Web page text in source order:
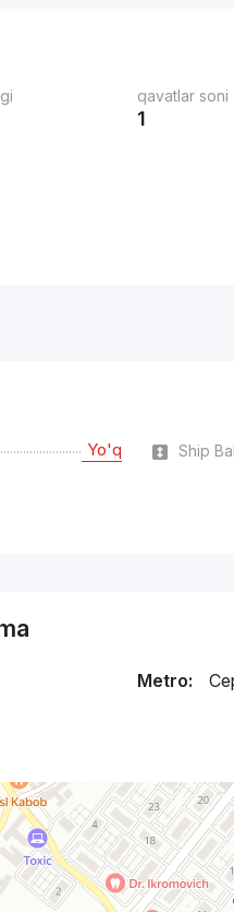
qavatlar soni
1
Yo'q Ship
Metro: